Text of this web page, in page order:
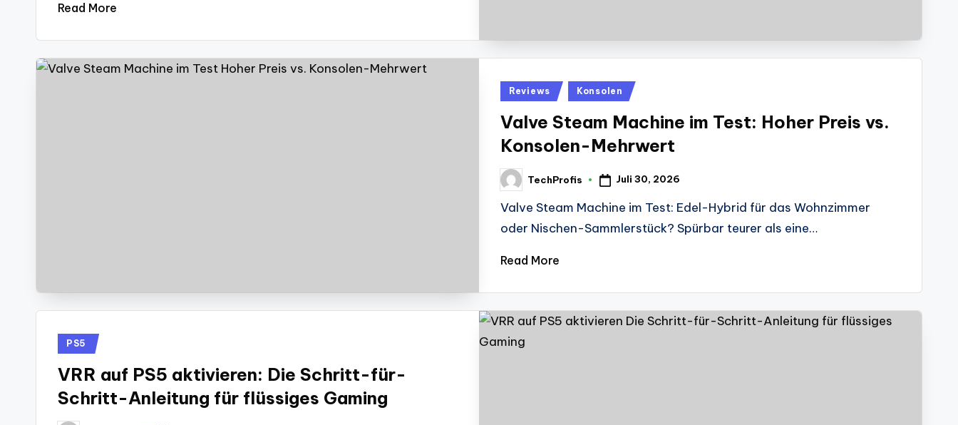
Read More
Posted
Reviews Konsolen
Valve Steam Machine im Test: Hoher Preis vs.
Konsolen-Mehrwert
Posted
by
TechProfis Juli 30, 2026
Valve Steam Machine im Test: Edel-Hybrid für das Wohnzimmer
oder Nischen-Sammlerstück? Spürbar teurer als eine…
Read More
Posted
PS5
VRR auf PS5 aktivieren: Die Schritt-für-
Schritt-Anleitung für flüssiges Gaming